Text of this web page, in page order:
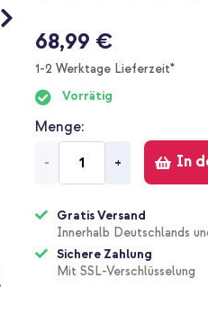
68,99 €
1-2 Werktage Lieferzeit*
Vorrätig
Menge
- + In
Gratis Versand
Innerhalb Deutschlands
Sichere Zahlung
Mit SSL-Verschlüsselung